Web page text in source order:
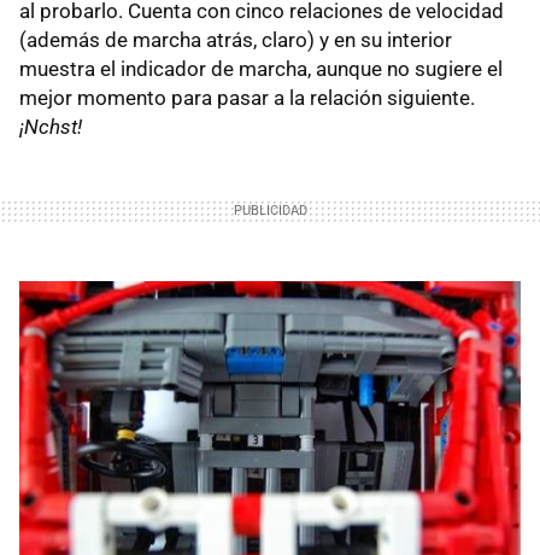
al probarlo. Cuenta con cinco relaciones de velocidad
(además de marcha atrás, claro) y en su interior
muestra el indicador de marcha, aunque no sugiere el
mejor momento para pasar a la relación siguiente.
¡Nchst!